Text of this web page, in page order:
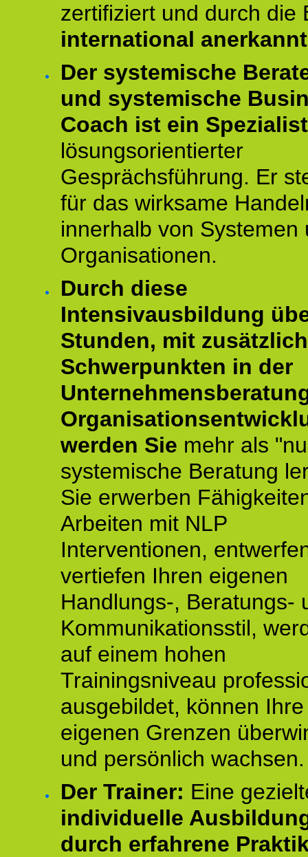
zertifiziert und durch die
international
Der systemische
und systemische
Coach ist ein
lösungsorientierter
Gesprächsführung. Er
für das wirksame
innerhalb von Systemen
Organisationen.
Durch diese
Intensivausbildung
Stunden, mit
Schwerpunkten in der
werden Sie mehr als
systemische Beratung
Sie erwerben
Arbeiten mit NLP
Interventionen,
vertiefen Ihren eigenen
Handlungs-, Beratungs-
Kommunikationsstil,
auf einem hohen
Trainingsniveau
ausgebildet, können Ihre
eigenen Grenzen
und persönlich wachsen.
Der Trainer: Eine
individuelle
durch erfahrene